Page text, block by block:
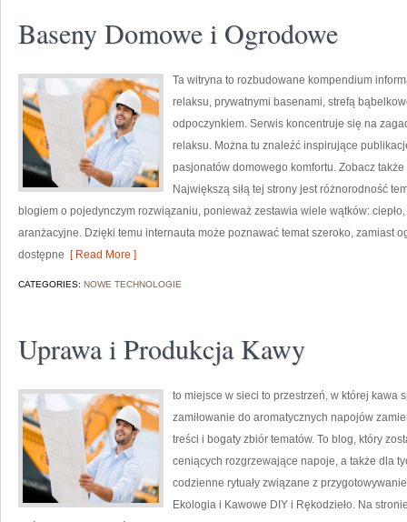
Baseny Domowe i Ogrodowe
Ta witryna to rozbudowane kompendium
relaksu, prywatnymi basenami, strefą
odpoczynkiem. Serwis koncentruje się na
relaksu. Można tu znaleźć inspirujące
pasjonatów domowego komfortu. Zobacz
Największą siłą tej strony jest różnorodność
blogiem o pojedynczym rozwiązaniu, ponieważ zestawia wiele wątków:
aranżacyjne. Dzięki temu internauta może poznawać temat szeroko, zamiast
dostępne [ Read More ]
CATEGORIES: NOWE TECHNOLOGIE
Uprawa i Produkcja Kawy
to miejsce w sieci to przestrzeń, w której kawa
zamiłowanie do aromatycznych napojów
treści i bogaty zbiór tematów. To blog, który
ceniących rozgrzewające napoje, a także dla
codzienne rytuały związane z
Ekologia i Kawowe DIY i Rękodzieło. Na